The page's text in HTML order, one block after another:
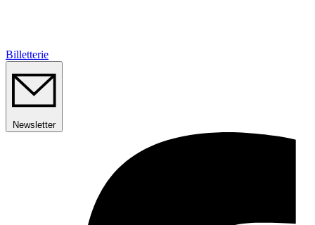
Billetterie
Newsletter